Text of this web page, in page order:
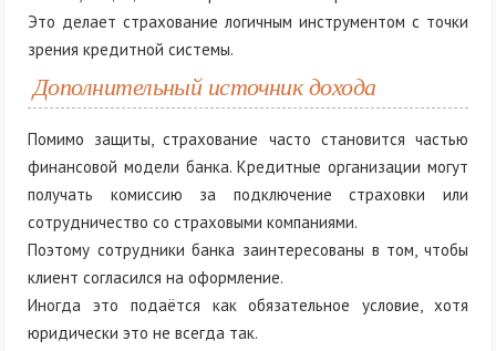
Это делает страхование логичным инструментом с точки
зрения кредитной системы.
Дополнительный источник дохода
Помимо защиты, страхование часто становится частью
финансовой модели банка. Кредитные организации могут
получать комиссию за подключение страховки или
сотрудничество со страховыми компаниями.
Поэтому сотрудники банка заинтересованы в том, чтобы
клиент согласился на оформление.
Иногда это подаётся как обязательное условие, хотя
юридически это не всегда так.